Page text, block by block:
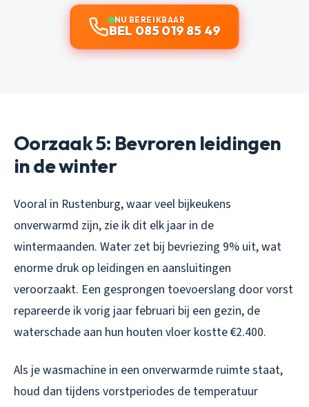
NU BEREIKBAAR
BEL 085 019 85 49
Oorzaak 5: Bevroren leidingen
in de winter
Vooral in Rustenburg, waar veel bijkeukens
onverwarmd zijn, zie ik dit elk jaar in de
wintermaanden. Water zet bij bevriezing 9% uit, wat
enorme druk op leidingen en aansluitingen
veroorzaakt. Een gesprongen toevoerslang door vorst
repareerde ik vorig jaar februari bij een gezin, de
waterschade aan hun houten vloer kostte €2.400.
Als je wasmachine in een onverwarmde ruimte staat,
houd dan tijdens vorstperiodes de temperatuur